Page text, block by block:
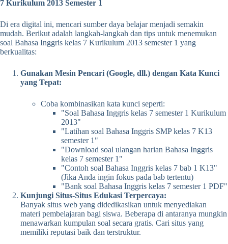
7 Kurikulum 2013 Semester 1
Di era digital ini, mencari sumber daya belajar menjadi semakin
mudah. Berikut adalah langkah-langkah dan tips untuk menemukan
soal Bahasa Inggris kelas 7 Kurikulum 2013 semester 1 yang
berkualitas:
Gunakan Mesin Pencari (Google, dll.) dengan Kata Kunci
yang Tepat:
Coba kombinasikan kata kunci seperti:
"Soal Bahasa Inggris kelas 7 semester 1 Kurikulum
2013"
"Latihan soal Bahasa Inggris SMP kelas 7 K13
semester 1"
"Download soal ulangan harian Bahasa Inggris
kelas 7 semester 1"
"Contoh soal Bahasa Inggris kelas 7 bab 1 K13"
(Jika Anda ingin fokus pada bab tertentu)
"Bank soal Bahasa Inggris kelas 7 semester 1 PDF"
Kunjungi Situs-Situs Edukasi Terpercaya:
Banyak situs web yang didedikasikan untuk menyediakan
materi pembelajaran bagi siswa. Beberapa di antaranya mungkin
menawarkan kumpulan soal secara gratis. Cari situs yang
memiliki reputasi baik dan terstruktur.